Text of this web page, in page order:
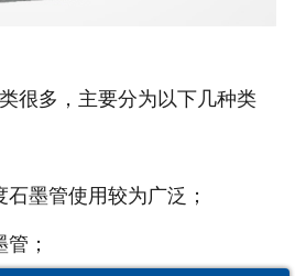
多，主要分为以下几种类
墨管使用较为广泛；
；